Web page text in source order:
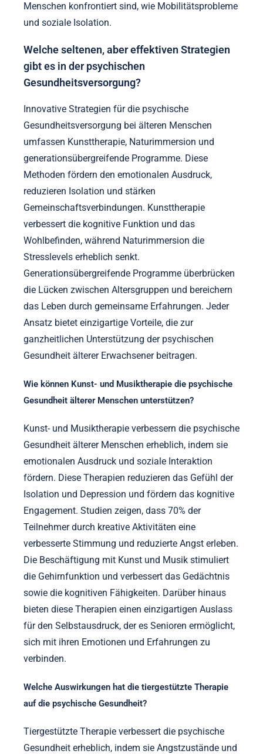
Menschen konfrontiert sind, wie Mobilitätsprobleme
und soziale Isolation.
Welche seltenen, aber effektiven Strategien
gibt es in der psychischen
Gesundheitsversorgung?
Innovative Strategien für die psychische
Gesundheitsversorgung bei älteren Menschen
umfassen Kunsttherapie, Naturimmersion und
generationsübergreifende Programme. Diese
Methoden fördern den emotionalen Ausdruck,
reduzieren Isolation und stärken
Gemeinschaftsverbindungen. Kunsttherapie
verbessert die kognitive Funktion und das
Wohlbefinden, während Naturimmersion die
Stresslevels erheblich senkt.
Generationsübergreifende Programme überbrücken
die Lücken zwischen Altersgruppen und bereichern
das Leben durch gemeinsame Erfahrungen. Jeder
Ansatz bietet einzigartige Vorteile, die zur
ganzheitlichen Unterstützung der psychischen
Gesundheit älterer Erwachsener beitragen.
Wie können Kunst- und Musiktherapie die psychische
Gesundheit älterer Menschen unterstützen?
Kunst- und Musiktherapie verbessern die psychische
Gesundheit älterer Menschen erheblich, indem sie
emotionalen Ausdruck und soziale Interaktion
fördern. Diese Therapien reduzieren das Gefühl der
Isolation und Depression und fördern das kognitive
Engagement. Studien zeigen, dass 70% der
Teilnehmer durch kreative Aktivitäten eine
verbesserte Stimmung und reduzierte Angst erleben.
Die Beschäftigung mit Kunst und Musik stimuliert
die Gehirnfunktion und verbessert das Gedächtnis
sowie die kognitiven Fähigkeiten. Darüber hinaus
bieten diese Therapien einen einzigartigen Auslass
für den Selbstausdruck, der es Senioren ermöglicht,
sich mit ihren Emotionen und Erfahrungen zu
verbinden.
Welche Auswirkungen hat die tiergestützte Therapie
auf die psychische Gesundheit?
Tiergestützte Therapie verbessert die psychische
Gesundheit erheblich, indem sie Angstzustände und